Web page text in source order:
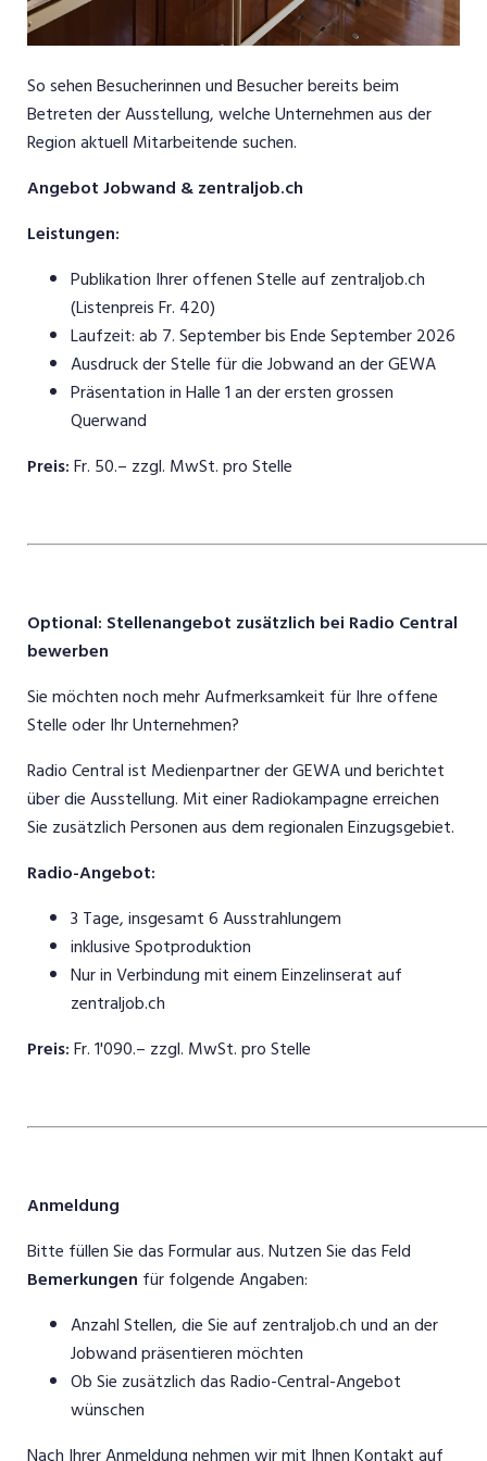
So sehen Besucherinnen und Besucher bereits beim
Betreten der Ausstellung, welche Unternehmen aus der
Region aktuell Mitarbeitende suchen.
Angebot Jobwand & zentraljob.ch
Leistungen:
Publikation Ihrer offenen Stelle auf zentraljob.ch
(Listenpreis Fr. 420)
Laufzeit: ab 7. September bis Ende September 2026
Ausdruck der Stelle für die Jobwand an der GEWA
Präsentation in Halle 1 an der ersten grossen
Querwand
Preis:Fr. 50.– zzgl. MwSt. pro Stelle
Optional: Stellenangebot zusätzlich bei Radio Central
bewerben
Sie möchten noch mehr Aufmerksamkeit für Ihre offene
Stelle oder Ihr Unternehmen?
Radio Central ist Medienpartner der GEWA und berichtet
über die Ausstellung. Mit einer Radiokampagne erreichen
Sie zusätzlich Personen aus dem regionalen Einzugsgebiet.
Radio-Angebot:
3 Tage, insgesamt 6 Ausstrahlungem
inklusive Spotproduktion
Nur in Verbindung mit einem Einzelinserat auf
zentraljob.ch
Preis:Fr. 1'090.– zzgl. MwSt. pro Stelle
Anmeldung
Bitte füllen Sie das Formular aus. Nutzen Sie das Feld
Bemerkungen für folgende Angaben:
Anzahl Stellen, die Sie auf zentraljob.ch und an der
Jobwand präsentieren möchten
Ob Sie zusätzlich das Radio-Central-Angebot
wünschen